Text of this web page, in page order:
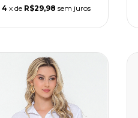
4 x de R$29,98 sem juros